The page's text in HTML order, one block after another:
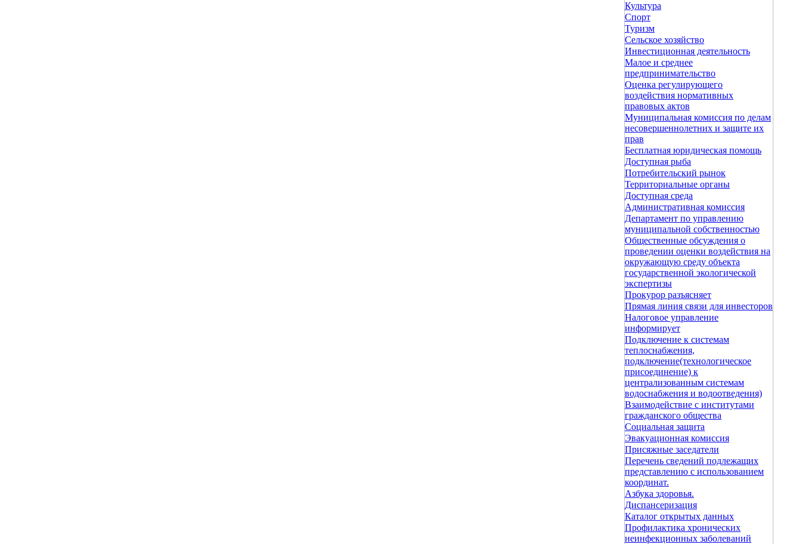
Культура
Спорт
Туризм
Сельское хозяйство
Инвестиционная деятельность
Малое и среднее
предпринимательство
Оценка регулирующего
воздействия нормативных
правовых актов
Муниципальная комиссия по делам
несовершеннолетних и защите их
прав
Бесплатная юридическая помощь
Доступная рыба
Потребительский рынок
Территориальные органы
Доступная среда
Административная комиссия
Департамент по управлению
муниципальной собственностью
Общественные обсуждения о
проведении оценки воздействия на
окружающую среду объекта
государственной экологической
экспертизы
Прокурор разъясняет
Прямая линия связи для инвесторов
Налоговое управление
информирует
Подключение к системам
теплоснабжения,
подключение(технологическое
присоединение) к
централизованным системам
водоснабжения и водоотведения)
Взаимодействие с институтами
гражданского общества
Социальная защита
Эвакуационная комиссия
Присяжные заседатели
Перечень сведений подлежащих
представлению с использованием
координат.
Азбука здоровья.
Диспансеризация
Каталог открытых данных
Профилактика хронических
неинфекционных заболеваний